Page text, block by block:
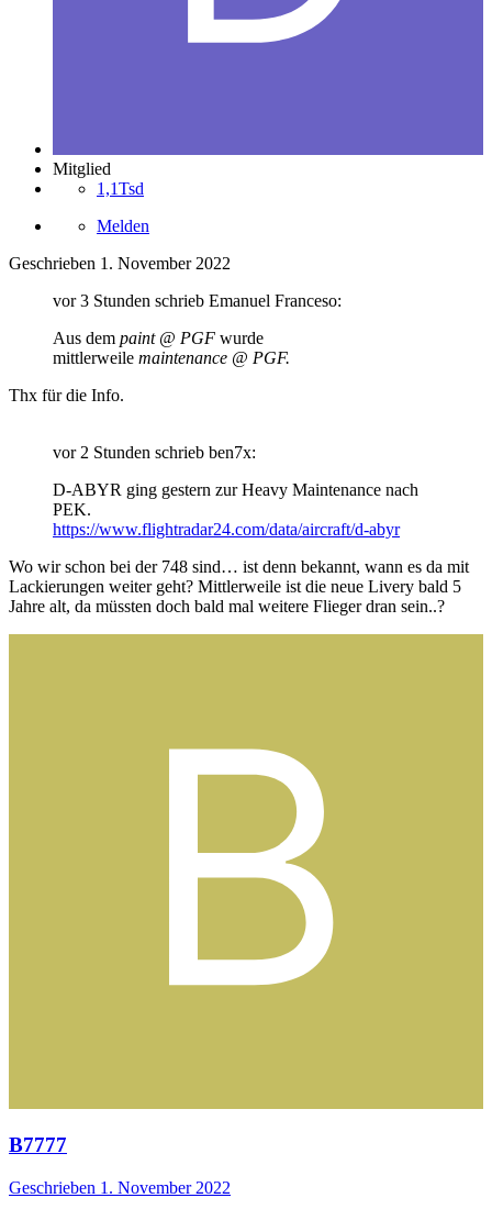
Mitglied
1,1Tsd
Melden
Geschrieben 1. November 2022
vor 3 Stunden schrieb Emanuel Franceso:
Aus dem paint @ PGF wurde
mittlerweile maintenance @ PGF.
Thx für die Info.
vor 2 Stunden schrieb ben7x:
D-ABYR ging gestern zur Heavy Maintenance nach
PEK.
https://www.flightradar24.com/data/aircraft/d-abyr
Wo wir schon bei der 748 sind… ist denn bekannt, wann es da mit
Lackierungen weiter geht? Mittlerweile ist die neue Livery bald 5
Jahre alt, da müssten doch bald mal weitere Flieger dran sein..?
B7777
Geschrieben 1. November 2022